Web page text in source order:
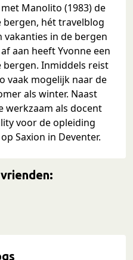
Manolito (1983) de
bergen, hét travelblog
in de bergen
aan heeft Yvonne een
Inmiddels reist
vaak mogelijk naar de
als winter. Naast
werkzaam als docent
voor de opleiding
Saxion in Deventer.